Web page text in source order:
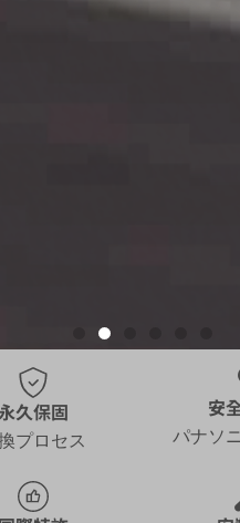
為星光而誕生
氣循環扇
ース。
ース。
ース。
ース。
為星光而誕生
氣循環扇
ース。
ース。
ース。
ース。
為星光而誕生
氣循環扇
ース。
ース。
ース。
ース。
永久保固
プロセス
安
パナソ